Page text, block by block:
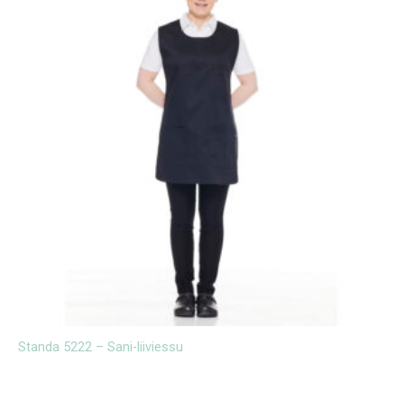
Standa 5222 – Sani-liiviessu